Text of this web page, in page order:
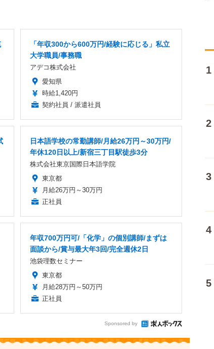
「年収300から600万円/経験に応じる」私立
大学職員/事務職
アデコ株式会社
愛知県
時給1,420円
契約社員 / 派遣社員
日本語学校の常勤講師/月給26万円～30万円/
年休120日以上/新宿三丁目駅徒歩3分
株式会社東京国際日本語学院
東京都
月給26万円～30万円
正社員
年収700万円可/「化学」の個別講師/まずは
面談から/賞与最大年3回/完全週休2日
池袋理数セミナー
東京都
月給28万円～50万円
正社員
Sponsored by